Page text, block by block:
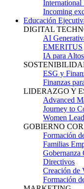
International
Incoming
Educación
DIGITAL
AI
EMERITUS
IA para
ESG y
Finanzas
LIDERAZGO Y
Advanced
Journey to
Women
GOBIERNO
Formación
Familias
Gobernanza
Directivos
Creación de
Formación